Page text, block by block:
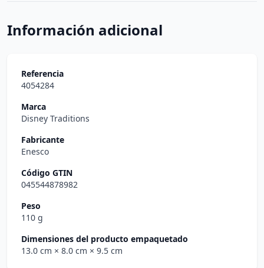
Información adicional
Referencia
4054284
Marca
Disney Traditions
Fabricante
Enesco
Código GTIN
045544878982
Peso
110 g
Dimensiones del producto empaquetado
13.0 cm × 8.0 cm × 9.5 cm